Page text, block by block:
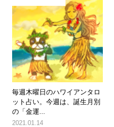
毎週木曜日のハワイアンタロ
ット占い。今週は、誕生月別
の「金運...
2021.01.14